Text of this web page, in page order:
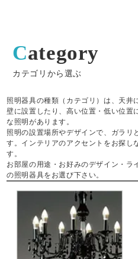
Category
カテゴリから選ぶ
照明器具の種類（カテゴリ）は、天井
壁に設置したり、高い位置・低い位置
な照明があります。
照明の設置場所やデザインで、ガラリ
す。インテリアのアクセントをお探し
す。
お部屋の用途・お好みのデザイン・ラ
の照明器具をお選び下さい。